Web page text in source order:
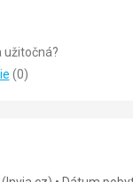
snídani, která
užitočná?
(0)